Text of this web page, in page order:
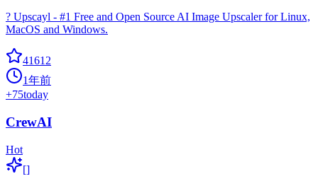
? Upscayl - #1 Free and Open Source AI Image Upscaler for Linux,
MacOS and Windows.
41612
1年前
+75today
CrewAI
Hot
[]